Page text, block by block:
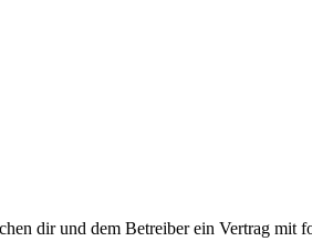
dir und dem Betreiber ein Vertrag mit